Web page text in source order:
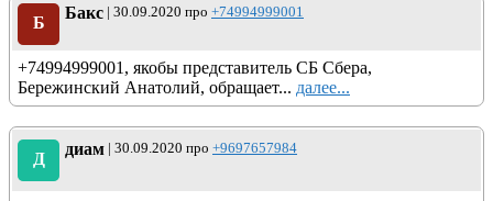
Б
Бакс | 30.09.2020 про +74994999001
+74994999001, якобы представитель СБ Сбера,
Бережинский Анатолий, обращает... далее...
Д
диам | 30.09.2020 про +9697657984